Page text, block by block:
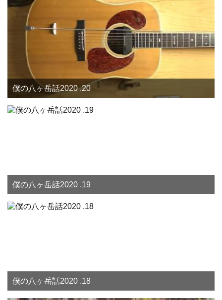
僕の八ヶ岳話2020 .20
僕の八ヶ岳話2020 .19
僕の八ヶ岳話2020 .18